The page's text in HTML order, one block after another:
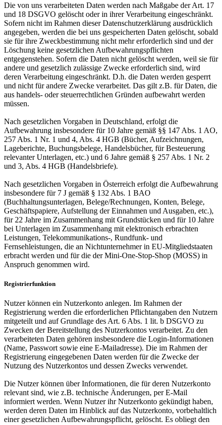
Die von uns verarbeiteten Daten werden nach Maßgabe der Art. 17
und 18 DSGVO gelöscht oder in ihrer Verarbeitung eingeschränkt.
Sofern nicht im Rahmen dieser Datenschutzerklärung ausdrücklich
angegeben, werden die bei uns gespeicherten Daten gelöscht, sobald
sie für ihre Zweckbestimmung nicht mehr erforderlich sind und der
Löschung keine gesetzlichen Aufbewahrungspflichten
entgegenstehen. Sofern die Daten nicht gelöscht werden, weil sie für
andere und gesetzlich zulässige Zwecke erforderlich sind, wird
deren Verarbeitung eingeschränkt. D.h. die Daten werden gesperrt
und nicht für andere Zwecke verarbeitet. Das gilt z.B. für Daten, die
aus handels- oder steuerrechtlichen Gründen aufbewahrt werden
müssen.
Nach gesetzlichen Vorgaben in Deutschland, erfolgt die
Aufbewahrung insbesondere für 10 Jahre gemäß §§ 147 Abs. 1 AO,
257 Abs. 1 Nr. 1 und 4, Abs. 4 HGB (Bücher, Aufzeichnungen,
Lageberichte, Buchungsbelege, Handelsbücher, für Besteuerung
relevanter Unterlagen, etc.) und 6 Jahre gemäß § 257 Abs. 1 Nr. 2
und 3, Abs. 4 HGB (Handelsbriefe).
Nach gesetzlichen Vorgaben in Österreich erfolgt die Aufbewahrung
insbesondere für 7 J gemäß § 132 Abs. 1 BAO
(Buchhaltungsunterlagen, Belege/Rechnungen, Konten, Belege,
Geschäftspapiere, Aufstellung der Einnahmen und Ausgaben, etc.),
für 22 Jahre im Zusammenhang mit Grundstücken und für 10 Jahre
bei Unterlagen im Zusammenhang mit elektronisch erbrachten
Leistungen, Telekommunikations-, Rundfunk- und
Fernsehleistungen, die an Nichtunternehmer in EU-Mitgliedstaaten
erbracht werden und für die der Mini-One-Stop-Shop (MOSS) in
Anspruch genommen wird.
Registrierfunktion
Nutzer können ein Nutzerkonto anlegen. Im Rahmen der
Registrierung werden die erforderlichen Pflichtangaben den Nutzern
mitgeteilt und auf Grundlage des Art. 6 Abs. 1 lit. b DSGVO zu
Zwecken der Bereitstellung des Nutzerkontos verarbeitet. Zu den
verarbeiteten Daten gehören insbesondere die Login-Informationen
(Name, Passwort sowie eine E-Mailadresse). Die im Rahmen der
Registrierung eingegebenen Daten werden für die Zwecke der
Nutzung des Nutzerkontos und dessen Zwecks verwendet.
Die Nutzer können über Informationen, die für deren Nutzerkonto
relevant sind, wie z.B. technische Änderungen, per E-Mail
informiert werden. Wenn Nutzer ihr Nutzerkonto gekündigt haben,
werden deren Daten im Hinblick auf das Nutzerkonto, vorbehaltlich
einer gesetzlichen Aufbewahrungspflicht, gelöscht. Es obliegt den